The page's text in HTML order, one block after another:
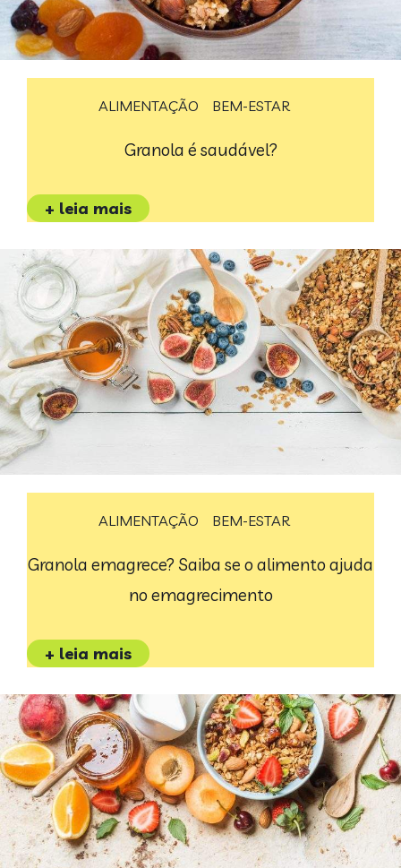
ALIMENTAÇÃO BEM-ESTAR
Granola é saudável?
+ leia mais
ALIMENTAÇÃO BEM-ESTAR
Granola emagrece? Saiba se o alimento ajuda
no emagrecimento
+ leia mais